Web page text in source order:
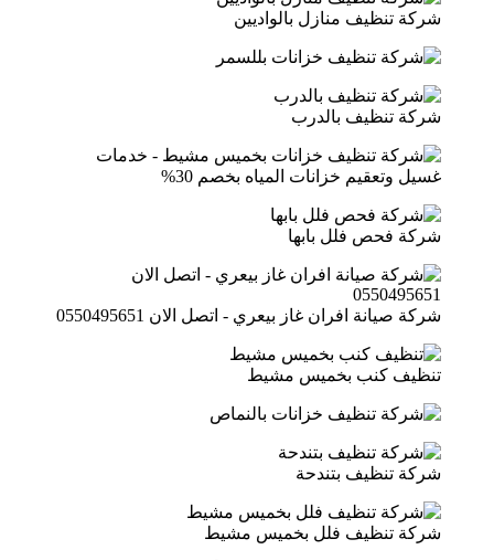
شركة تنظيف منازل بالواديين
شركة تنظيف بالدرب
شركة فحص فلل بابها
شركة صيانة افران غاز بيعري - اتصل الان 0550495651
تنظيف كنب بخميس مشيط
شركة تنظيف بتندحة
شركة تنظيف فلل بخميس مشيط